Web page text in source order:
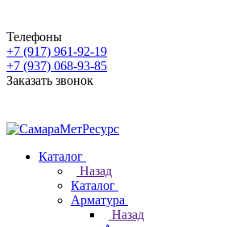
Телефоны
+7 (917) 961-92-19
+7 (937) 068-93-85
Заказать звонок
Каталог
Назад
Каталог
Арматура
Назад